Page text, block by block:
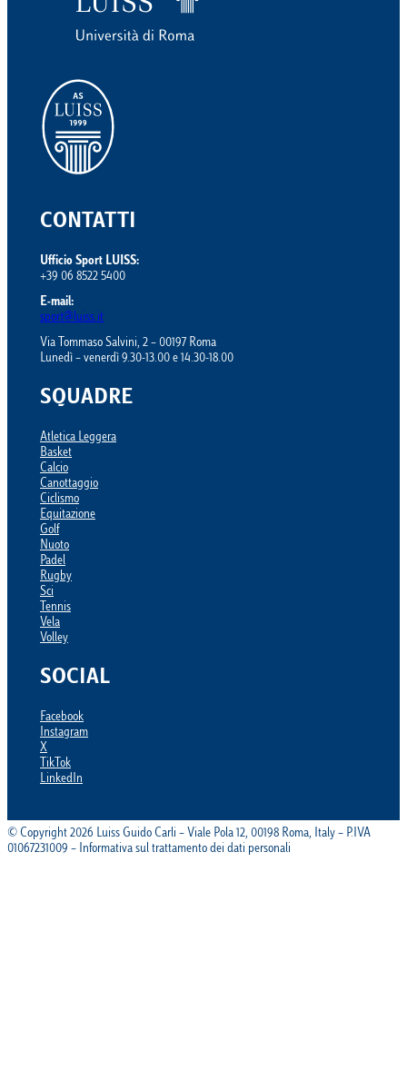
CONTATTI
Ufficio Sport LUISS:
+39 06 8522 5400
E-mail:
sport@luiss.it
Via Tommaso Salvini, 2 – 00197 Roma
Lunedì – venerdì 9.30-13.00 e 14.30-18.00
SQUADRE
Atletica Leggera
Basket
Calcio
Canottaggio
Ciclismo
Equitazione
Golf
Nuoto
Padel
Rugby
Sci
Tennis
Vela
Volley
SOCIAL
Facebook
Instagram
X
TikTok
LinkedIn
© Copyright 2026 Luiss Guido Carli – Viale Pola 12, 00198 Roma, Italy – P.IVA
01067231009 – Informativa sul trattamento dei dati personali